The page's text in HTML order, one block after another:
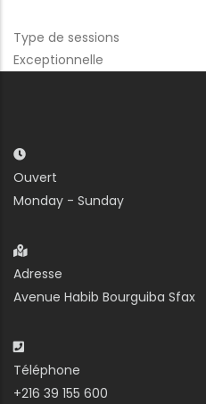
Type de sessions
Exceptionnelle
Ouvert
Monday - Sunday
Adresse
Avenue Habib Bourguiba Sfax
Téléphone
+216 39 155 600